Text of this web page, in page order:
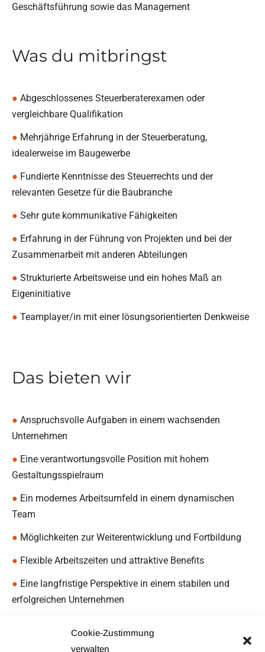
Cookie-Zustimmung
verwalten
Geschäftsführung sowie das Management
Was du mitbringst
● Abgeschlossenes Steuerberaterexamen oder
vergleichbare Qualifikation
● Mehrjährige Erfahrung in der Steuerberatung,
idealerweise im Baugewerbe
● Fundierte Kenntnisse des Steuerrechts und der
relevanten Gesetze für die Baubranche
● Sehr gute kommunikative Fähigkeiten
● Erfahrung in der Führung von Projekten und bei der
Zusammenarbeit mit anderen Abteilungen
● Strukturierte Arbeitsweise und ein hohes Maß an
Eigeninitiative
● Teamplayer/in mit einer lösungsorientierten Denkweise
Das bieten wir
● Anspruchsvolle Aufgaben in einem wachsenden
Unternehmen
● Eine verantwortungsvolle Position mit hohem
Gestaltungsspielraum
● Ein modernes Arbeitsumfeld in einem dynamischen
Team
● Möglichkeiten zur Weiterentwicklung und Fortbildung
● Flexible Arbeitszeiten und attraktive Benefits
● Eine langfristige Perspektive in einem stabilen und
erfolgreichen Unternehmen